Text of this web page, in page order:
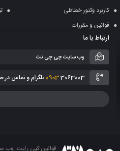
کاربرد وکتور خطاطی
قوانین و مقررات
ارتباط با ما
وب سایت چی چی نت
09033063003 تلگرام و تماس در صورت لزوم
قوانین کپی رایت: وب